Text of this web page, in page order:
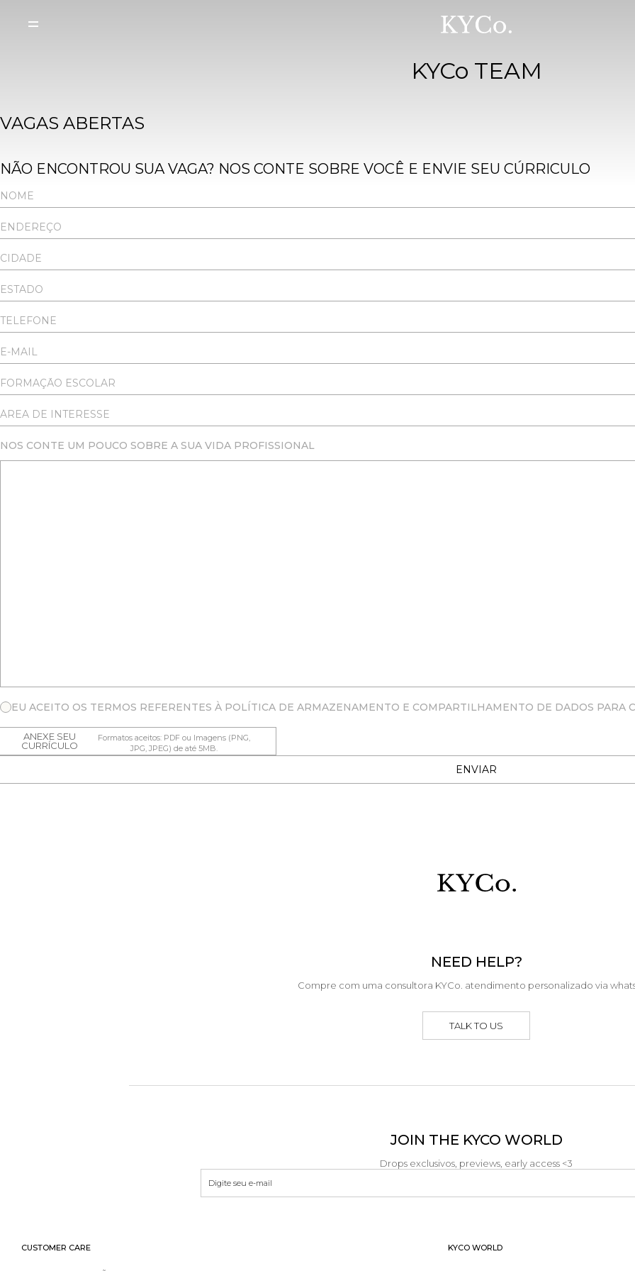
KYCo TEAM
VAGAS ABERTAS
NÃO ENCONTROU SUA VAGA? NOS CONTE SOBRE VOCÊ E ENVIE SEU CÚRRICULO
NOS CONTE UM POUCO SOBRE A SUA VIDA PROFISSIONAL
EU ACEITO OS TERMOS REFERENTES À POLÍTICA DE ARMAZENAMENTO E COMPARTILHAMENTO DE DADOS PARA
ANEXE SEU
CURRÍCULO
Formatos aceitos: PDF ou Imagens (PNG,
JPG, JPEG) de até 5MB.
ENVIAR
NEED HELP?
Compre com uma consultora KYCo. atendimento personalizado via
TALK TO US
JOIN THE KYCO WORLD
Drops exclusivos, previews, early access <3
CUSTOMER CARE KYCO WORLD